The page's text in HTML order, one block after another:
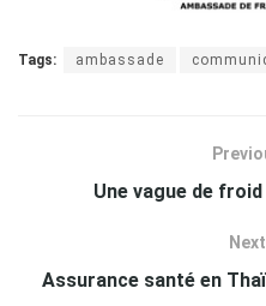
Tags: ambassade
Une vague de
Assurance santé en